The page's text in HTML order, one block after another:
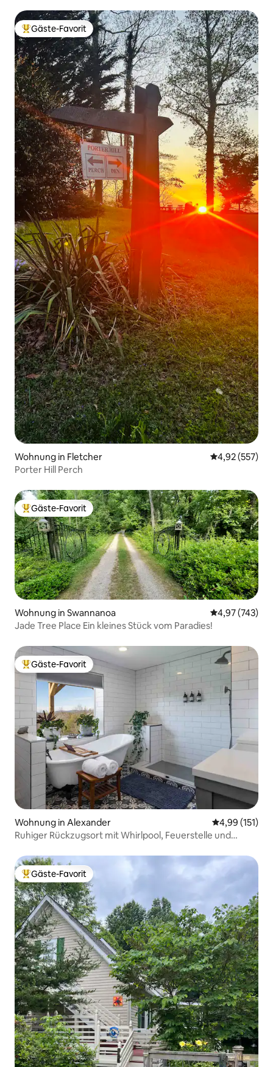
Beliebter Gäste-Favorit.
Gäste-Favorit
Wohnung in Fletcher
4,92 (557)
Porter Hill Perch
Beliebter Gäste-Favorit.
Gäste-Favorit
Wohnung in Swannanoa
4,97 (743)
Jade Tree Place Ein kleines Stück vom Paradies!
Beliebter Gäste-Favorit.
Gäste-Favorit
Wohnung in Alexander
4,99 (151)
Ruhiger Rückzugsort mit Whirlpool, Feuerstelle und
Beliebter Gäste-Favorit.
Gäste-Favorit